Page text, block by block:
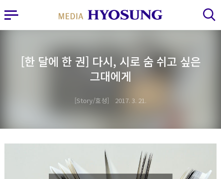
MY FRIEND HYOSUNG
사이드바 열기 검색 레이어 열기
[한 달에 한 권] 다시, 시로 숨 쉬고 싶은
그대에게
Story/효성 2017. 3. 21.